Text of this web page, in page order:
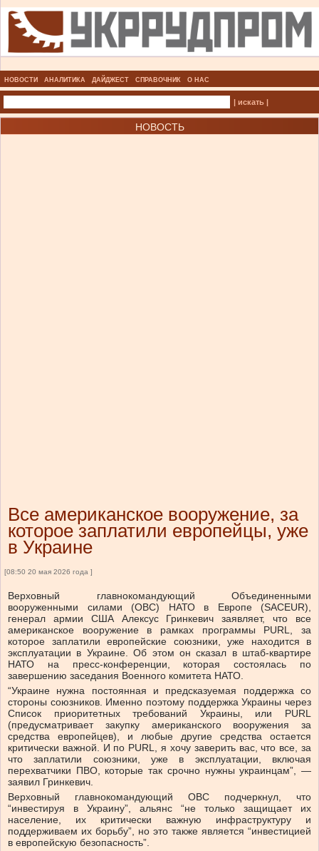
НОВОСТИ АНАЛИТИКА ДАЙДЖЕСТ СПРАВОЧНИК О НАС
| искать |
НОВОСТЬ
Все американское вооружение, за
которое заплатили европейцы, уже
в Украине
[08:50 20 мая 2026 года ]
Верховный главнокомандующий Объединенными
вооруженными силами (ОВС) НАТО в Европе (SACEUR),
генерал армии США Алексус Гринкевич заявляет, что все
американское вооружение в рамках программы PURL, за
которое заплатили европейские союзники, уже находится в
эксплуатации в Украине. Об этом он сказал в штаб-квартире
НАТО на пресс-конференции, которая состоялась по
завершению заседания Военного комитета НАТО.
“Украине нужна постоянная и предсказуемая поддержка со
стороны союзников. Именно поэтому поддержка Украины через
Список приоритетных требований Украины, или PURL
(предусматривает закупку американского вооружения за
средства европейцев), и любые другие средства остается
критически важной. И по PURL, я хочу заверить вас, что все, за
что заплатили союзники, уже в эксплуатации, включая
перехватчики ПВО, которые так срочно нужны украинцам”, —
заявил Гринкевич.
Верховный главнокомандующий ОВС подчеркнул, что
“инвестируя в Украину”, альянс “не только защищает их
население, их критически важную инфраструктуру и
поддерживаем их борьбу”, но это также является “инвестицией
в европейскую безопасность”.